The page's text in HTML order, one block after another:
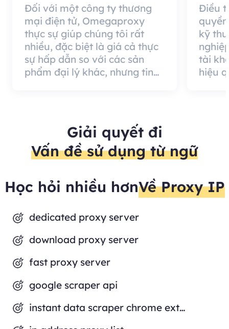
Đối với một công ty thương
mại điện tử, Omegaproxy
thực sự giúp chúng tôi rất
nhiều, đặc biệt là giá cả thực
sự hấp dẫn so với các sản
phẩm đại lý khác, nhưng tin
Điều
kỹ
tài
hiệu
Giải quyết đi
Vấn đề sử dụng từ ngữ
Học hỏi nhiều hơnVề Proxy IP
dedicated proxy server
download proxy server
fast proxy server
google scraper api
instant data scraper chrome extension